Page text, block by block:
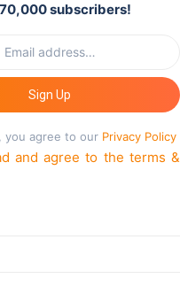
subscribers!
Sign Up
you agree to our Privacy Policy
and agree to the terms &